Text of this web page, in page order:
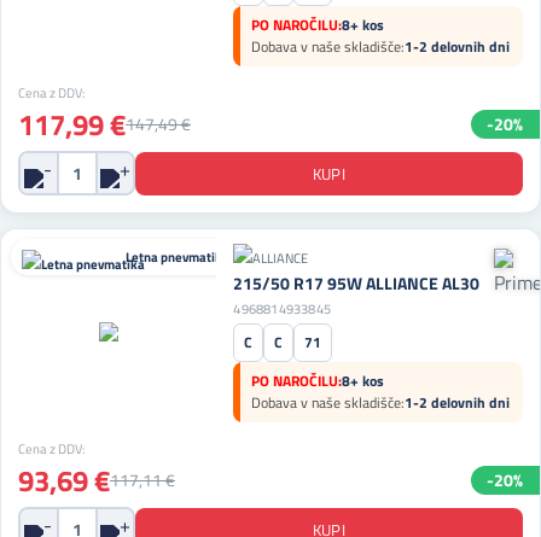
PO NAROČILU:8+ kos
Dobava v naše skladišče:1-2 delovnih dni
Cena z DDV:
117,99 €147,49 € -20%
Letna pnevmatika
215/50 R17 95W ALLIANCE AL30
4968814933845
C C
71
PO NAROČILU:8+ kos
Dobava v naše skladišče:1-2 delovnih dni
Cena z DDV:
93,69 €117,11 € -20%